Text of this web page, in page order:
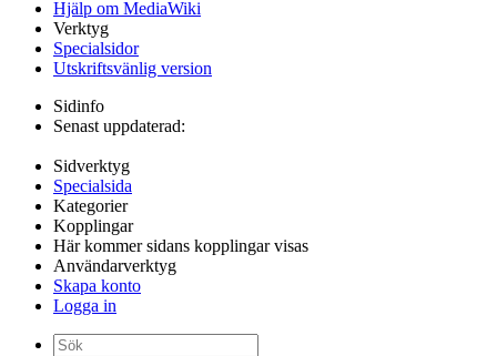
Hjälp om MediaWiki
Verktyg
Specialsidor
Utskriftsvänlig version
Sidinfo
Senast uppdaterad:
Sidverktyg
Specialsida
Kategorier
Kopplingar
Här kommer sidans kopplingar visas
Användarverktyg
Skapa konto
Logga in